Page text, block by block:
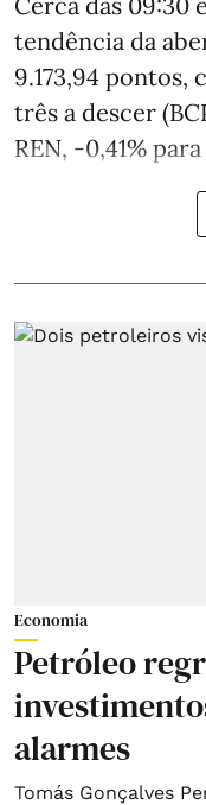
tendência da
9.173,94 pontos,
três a descer
REN, -0,41% para
Economia
Petróleo
alarmes
Tomás Gonçalves